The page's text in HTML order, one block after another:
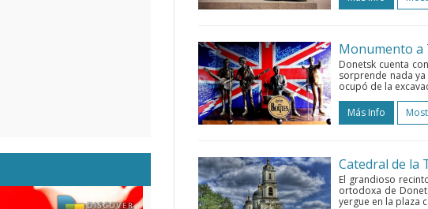
Monumento a
Donetsk cuenta
sorprende nada
ocupó de la
Más Info
Catedral de la
El grandioso
ortodoxa de
yergue en la plaza